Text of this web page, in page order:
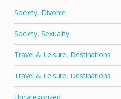
Society, Divorce
Society, Sexuality
Travel & Leisure, Destinations
Travel & Leisure, Destinations
Uncategorized